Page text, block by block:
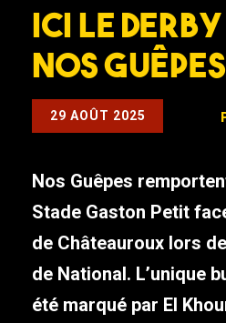
ici le
nos
29 AOÛT 2025
Nos Guêpes
Stade Gaston Petit
de Châteauroux lors
de National. L’unique
été marqué par El